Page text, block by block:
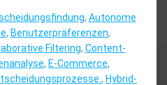
, Autonome
, Benutzerpräferenzen,
Filtering, Content-
, E-Commerce,
, Hybrid-